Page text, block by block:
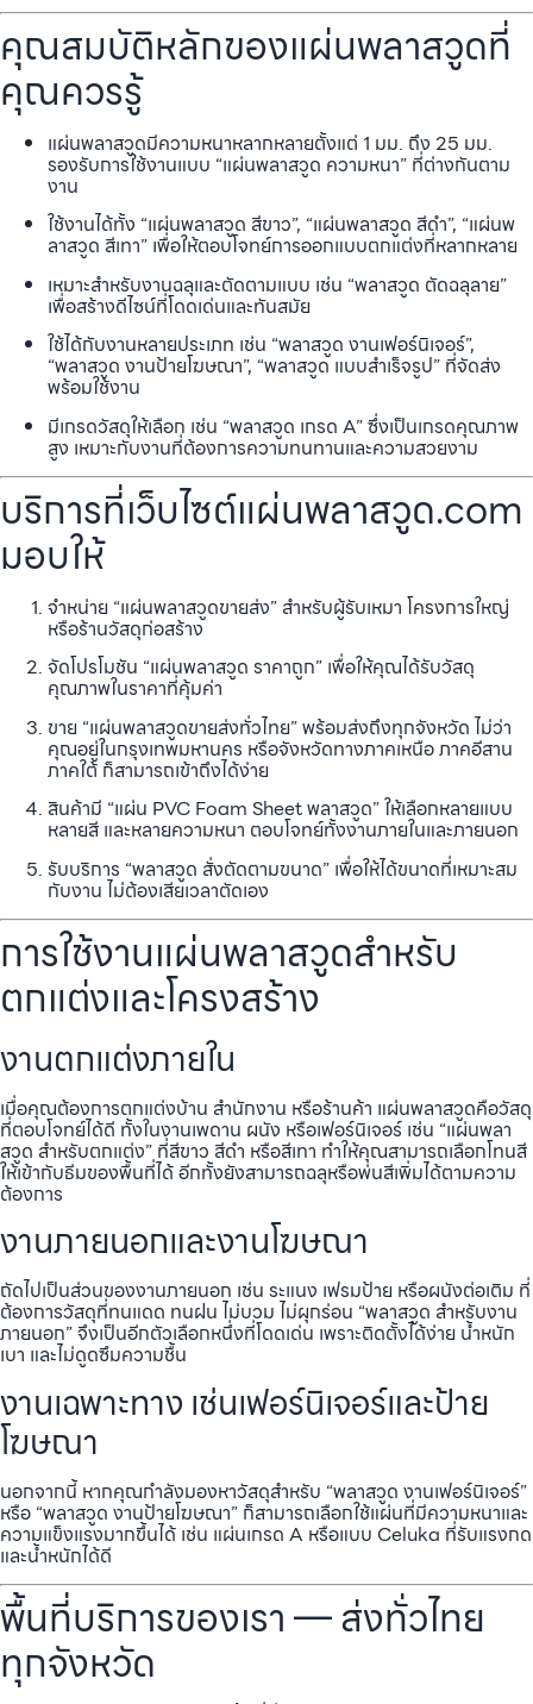
คุณสมบัติหลักของแผ่นพลาสวูดที่
คุณควรรู้
แผ่นพลาสวูดมีความหนาหลากหลายตั้งแต่ 1 มม. ถึง 25 มม.
รองรับการใช้งานแบบ “แผ่นพลาสวูด ความหนา” ที่ต่างกันตาม
งาน
ใช้งานได้ทั้ง “แผ่นพลาสวูด สีขาว”, “แผ่นพลาสวูด สีดำ”, “แผ่นพ
ลาสวูด สีเทา” เพื่อให้ตอบโจทย์การออกแบบตกแต่งที่หลากหลาย
เหมาะสำหรับงานฉลุและตัดตามแบบ เช่น “พลาสวูด ตัดฉลุลาย”
เพื่อสร้างดีไซน์ที่โดดเด่นและทันสมัย
ใช้ได้กับงานหลายประเภท เช่น “พลาสวูด งานเฟอร์นิเจอร์”,
“พลาสวูด งานป้ายโฆษณา”, “พลาสวูด แบบสำเร็จรูป” ที่จัดส่ง
พร้อมใช้งาน
มีเกรดวัสดุให้เลือก เช่น “พลาสวูด เกรด A” ซึ่งเป็นเกรดคุณภาพ
สูง เหมาะกับงานที่ต้องการความทนทานและความสวยงาม
บริการที่เว็บไซต์แผ่นพลาสวูด.com
มอบให้
จำหน่าย “แผ่นพลาสวูดขายส่ง” สำหรับผู้รับเหมา โครงการใหญ่
หรือร้านวัสดุก่อสร้าง
จัดโปรโมชัน “แผ่นพลาสวูด ราคาถูก” เพื่อให้คุณได้รับวัสดุ
คุณภาพในราคาที่คุ้มค่า
ขาย “แผ่นพลาสวูดขายส่งทั่วไทย” พร้อมส่งถึงทุกจังหวัด ไม่ว่า
คุณอยู่ในกรุงเทพมหานคร หรือจังหวัดทางภาคเหนือ ภาคอีสาน
ภาคใต้ ก็สามารถเข้าถึงได้ง่าย
สินค้ามี “แผ่น PVC Foam Sheet พลาสวูด” ให้เลือกหลายแบบ
หลายสี และหลายความหนา ตอบโจทย์ทั้งงานภายในและภายนอก
รับบริการ “พลาสวูด สั่งตัดตามขนาด” เพื่อให้ได้ขนาดที่เหมาะสม
กับงาน ไม่ต้องเสียเวลาตัดเอง
การใช้งานแผ่นพลาสวูดสำหรับ
ตกแต่งและโครงสร้าง
งานตกแต่งภายใน
เมื่อคุณต้องการตกแต่งบ้าน สำนักงาน หรือร้านค้า แผ่นพลาสวูดคือวัสดุ
ที่ตอบโจทย์ได้ดี ทั้งในงานเพดาน ผนัง หรือเฟอร์นิเจอร์ เช่น “แผ่นพลา
สวูด สำหรับตกแต่ง” ที่สีขาว สีดำ หรือสีเทา ทำให้คุณสามารถเลือกโทนสี
ให้เข้ากับธีมของพื้นที่ได้ อีกทั้งยังสามารถฉลุหรือพ่นสีเพิ่มได้ตามความ
ต้องการ
งานภายนอกและงานโฆษณา
ถัดไปเป็นส่วนของงานภายนอก เช่น ระแนง เฟรมป้าย หรือผนังต่อเติม ที่
ต้องการวัสดุที่ทนแดด ทนฝน ไม่บวม ไม่ผุกร่อน “พลาสวูด สำหรับงาน
ภายนอก” จึงเป็นอีกตัวเลือกหนึ่งที่โดดเด่น เพราะติดตั้งได้ง่าย น้ำหนัก
เบา และไม่ดูดซึมความชื้น
งานเฉพาะทาง เช่นเฟอร์นิเจอร์และป้าย
โฆษณา
นอกจากนี้ หากคุณกำลังมองหาวัสดุสำหรับ “พลาสวูด งานเฟอร์นิเจอร์”
หรือ “พลาสวูด งานป้ายโฆษณา” ก็สามารถเลือกใช้แผ่นที่มีความหนาและ
ความแข็งแรงมากขึ้นได้ เช่น แผ่นเกรด A หรือแบบ Celuka ที่รับแรงกด
และน้ำหนักได้ดี
พื้นที่บริการของเรา — ส่งทั่วไทย
ทุกจังหวัด